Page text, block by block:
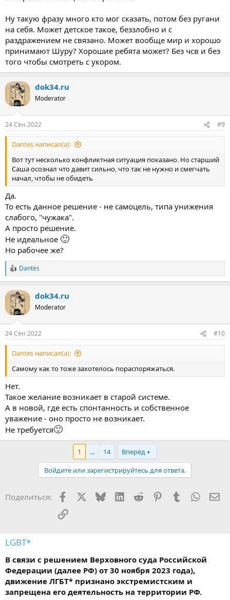
Ну такую фразу много кто мог сказать, потом без ругани
на себя. Может детское такое, беззлобно и с
раздражением не связано. Может вообще мир и хорошо
принимают Шуру? Хорошие ребята может? Без чсв и без
того чтобы смотреть с укором.
dok34.ru
Moderator
24 Сен 2022 #9
Dantes написал(а):
Вот тут несколько конфликтная ситуация показано. Но старший
Саша осознал что давит сильно, что так не нужно и смегчать
начал, чтобы не обидеть
Да.
То есть данное решение - не самоцель, типа унижения
слабого, "чужака".
А просто решение.
Не идеальное 🙂
Но рабочее же?
Р
е
к
ц
и
Dantes
dok34.ru
Moderator
24 Сен 2022 #10
Dantes написал(а):
Самому как то тоже захотелось пораспоряжаться.
Нет.
Такое желание возникает в старой системе.
А в новой, где есть спонтанность и собственное
уважение - оно просто не возникает.
Не требуется🙂
1 ... 14
Вперёд
Войдите или зарегистрируйтесь для ответа.
Поделиться: Facebook BlueskyLinkedIn
Reddit PinterestTumblr
Ссылка
LGBT*
В связи с решением Верховного суда Российской
Федерации (далее РФ) от 30 ноября 2023 года),
движение ЛГБТ* признано экстремистским и
запрещена его деятельность на территории РФ.